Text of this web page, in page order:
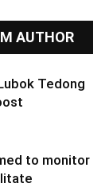
AUTHOR
Tedong
to monitor